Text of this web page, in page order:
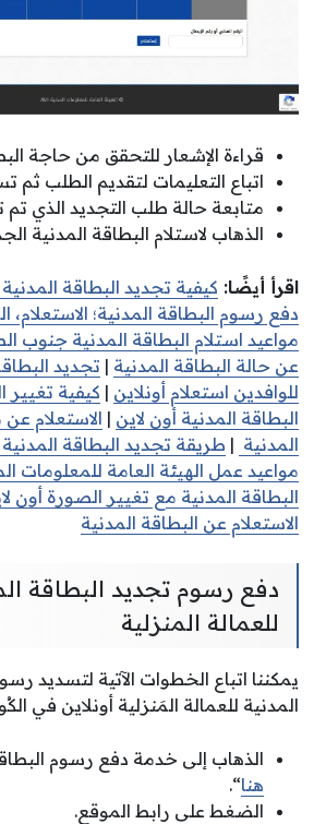
قراءة الإشعار للتحقق من حاجة
اتباع التعليمات لتقديم الطلب ثم
متابعة حالة طلب التجديد الذي تم
الذهاب لاستلام البطاقة المدنية
اقرأ أيضًا: كيفية تجديد البطاقة المدنية
دفع رسوم البطاقة المدنية؛ الاستعلام،
مواعيد استلام البطاقة المدنية جنوب
عن حالة البطاقة المدنية | تجديد
للوافدين استعلام أونلاين | كيفية تغيير
البطاقة المدنية أون لاين | الاستعلام
المدنية | طريقة تجديد البطاقة المدنية
مواعيد عمل الهيئة العامة للمعلومات
البطاقة المدنية مع تغيير الصورة أون
الاستعلام عن البطاقة المدنية
دفع رسوم تجديد البطاقة
للعمالة المنزلية
يمكننا اتباع الخطوات الآتية لتسديد
المدنية للعمالة المَنزلية أونلاين في
الذهاب إلى خدمة دفع رسوم
هنا“.
الضغط على رابط الموقع.